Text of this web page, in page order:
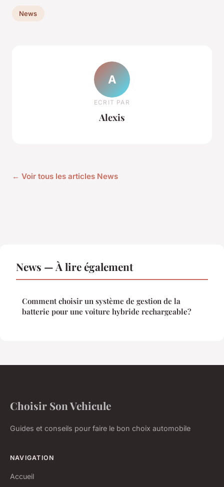
News
A
ECRIT PAR
Alexis
← Voir tous les articles News
News — À lire également
Comment choisir un système de gestion de la
batterie pour une voiture hybride rechargeable?
Choisir Son Vehicule
Guides et conseils pour faire le bon choix automobile
NAVIGATION
Accueil